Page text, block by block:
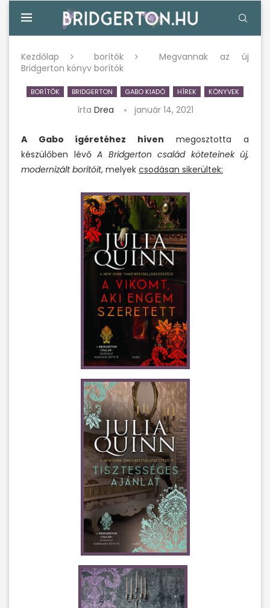
Kezdőlap borítók
Megvannak az új
Bridgerton könyv borítók
BORÍTÓK BRIDGERTON GABO KIADÓ HÍREK KÖNYVEK
írta Drea január 14, 2021
A Gabo ígéretéhez híven megosztotta a
készülőben lévő A Bridgerton család köteteinek új,
modernizált borítóit, melyek csodásan sikerültek: